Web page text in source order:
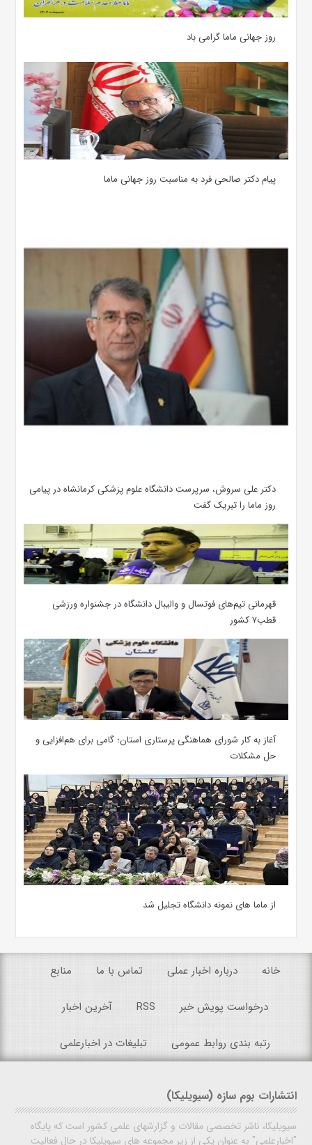
روز جهانی ماما گرامی باد
پیام دکتر صالحی فرد به مناسبت روز جهانی ماما
دکتر علی سروش، سرپرست دانشگاه علوم پزشکی کرمانشاه در پیامی
روز ماما را تبریک گفت
قهرمانی تیم‌های فوتسال و والیبال دانشگاه در جشنواره ورزشی
قطب۷ کشور
آغاز به کار شورای هماهنگی پرستاری استان؛ گامی برای هم‌افزایی و
حل مشکلات
از ماما های نمونه دانشگاه تجلیل شد
خانه درباره اخبار عملی تماس با ما منابع
درخواست پویش خبر RSS آخرین اخبار
رتبه بندی روابط عمومی تبلیغات در اخبارعلمی
انتشارات بوم سازه (سیویلیکا)
سیویلیکا، ناشر تخصصی مقالات و گزارشهای علمی کشور است که پایگاه
"اخبارعلمی" به عنوان یکی از زیر مجموعه های سیویلیکا در حال فعالیت